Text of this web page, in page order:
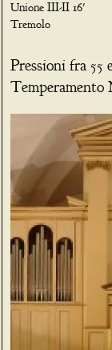
Unione III-II 16'
Tremolo
Pressioni fra 55
Temperamento